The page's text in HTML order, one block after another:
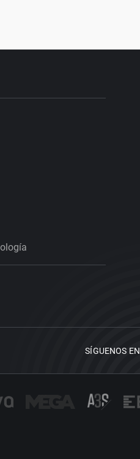
SÍGUENOS EN